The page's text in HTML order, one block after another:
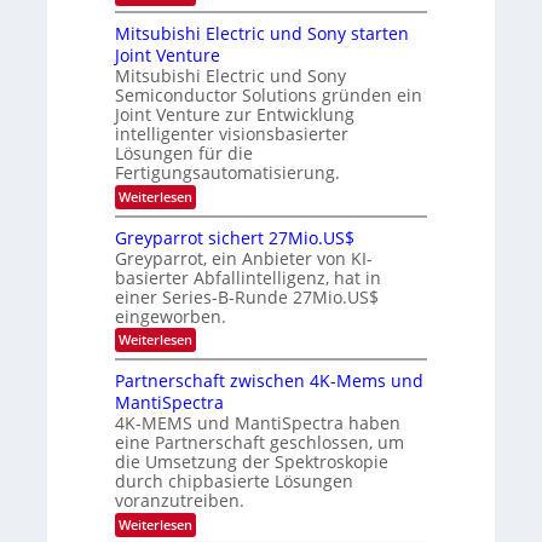
T
r
e
n
d
s
e
s
t
e
n
H
a
l
b
j
a
h
i
a
r
z
n
i
m
m
t
i
n
d
e
r
D
A
C
H
-
I
n
d
u
s
t
r
i
e
z
u
O
p
t
i
k
-
K
u
r
s
v
o
n
P
h
o
t
o
n
i
c
s
H
u
b
Mitsubishi Electric und Sony starten
Joint Venture
Mitsubishi Electric und Sony
Semiconductor Solutions gründen ein
Joint Venture zur Entwicklung
intelligenter visionsbasierter
Lösungen für die
Fertigungsautomatisierung.
Weiterlesen:
M
t
s
u
b
i
s
h
i
E
l
e
c
t
r
i
c
u
n
Greyparrot sichert 27Mio.US$
Greyparrot, ein Anbieter von KI-
basierter Abfallintelligenz, hat in
einer Series-B-Runde 27Mio.US$
eingeworben.
Weiterlesen:
G
r
e
y
p
a
r
r
o
t
s
Partnerschaft zwischen 4K-Mems und
MantiSpectra
4K-MEMS und MantiSpectra haben
eine Partnerschaft geschlossen, um
die Umsetzung der Spektroskopie
durch chipbasierte Lösungen
voranzutreiben.
Weiterlesen: